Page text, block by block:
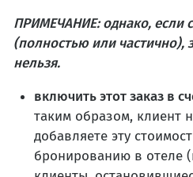
ПРИМЕЧАНИЕ: однако, если
(полностью или частично),
нельзя.
включить этот заказ в
таким образом, клиент
добавляете эту
бронированию в отеле